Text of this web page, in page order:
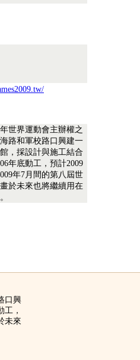
世界運動會主辦權之
路和軍校路口興建一
，採設計與施工結合
年底動工，預計2009
年7月間的第八屆世
於未來也將繼續用在
口興
，
未來